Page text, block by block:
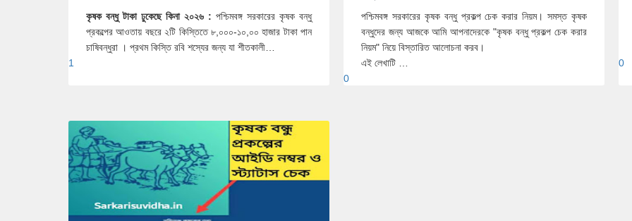
কৃষক বন্ধু টাকা ঢুকেছে কিনা ২০২৬ : পশ্চিমবঙ্গ সরকারের কৃষক বন্ধু
প্রকল্পের আওতায় বছরে ২টি কিস্তিতে ৮,০০০-১০,০০ হাজার টাকা পান
চাষিবন্ধুরা । প্রথম কিস্তি রবি শস্যের জন্য যা শীতকালী…
1
পশ্চিমবঙ্গ সরকারের কৃষক বন্ধু প্রকল্প চেক করার নিয়ম। সমস্ত কৃষক
বন্ধুদের জন্য আজকে আমি আপনাদেরকে "কৃষক বন্ধু প্রকল্প চেক করার
নিয়ম" নিয়ে বিস্তারিত আলোচনা করব।
এই লেখাটি …
0
0